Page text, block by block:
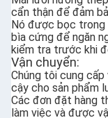
cẩn thận để đảm
Nó được bọc trong
bìa cứng để ngăn
kiểm tra trước khi
Vận chuyển:
Chúng tôi cung cấp
cậy cho sản phẩm
Các đơn đặt hàng
làm việc và được